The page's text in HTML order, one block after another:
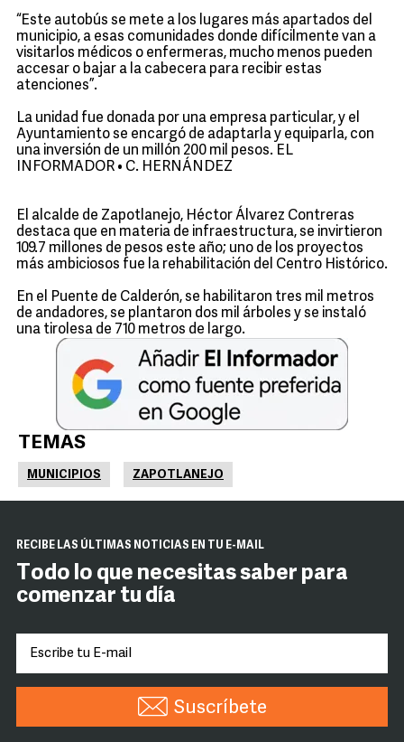
“Este autobús se mete a los lugares más apartados del
municipio, a esas comunidades donde difícilmente van a
visitarlos médicos o enfermeras, mucho menos pueden
accesar o bajar a la cabecera para recibir estas
atenciones”.
La unidad fue donada por una empresa particular, y el
Ayuntamiento se encargó de adaptarla y equiparla, con
una inversión de un millón 200 mil pesos. EL
INFORMADOR • C. HERNÁNDEZ
El alcalde de Zapotlanejo, Héctor Álvarez Contreras
destaca que en materia de infraestructura, se invirtieron
109.7 millones de pesos este año; uno de los proyectos
más ambiciosos fue la rehabilitación del Centro Histórico.
En el Puente de Calderón, se habilitaron tres mil metros
de andadores, se plantaron dos mil árboles y se instaló
una tirolesa de 710 metros de largo.
TEMAS
MUNICIPIOS ZAPOTLANEJO
RECIBE LAS ÚLTIMAS NOTICIAS EN TU E-MAIL
Todo lo que necesitas saber para
comenzar tu día
Suscríbete